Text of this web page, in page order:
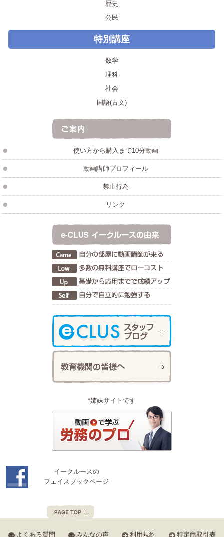
歴史
公民
特別講座
数学
理科
社会
国語(古文)
使い方から購入まで10分動画
動画講師プロフィール
禁止行為
リンク
*姉妹サイトです
イークルースの
フェイスブックページ
よくある質問 みんなの声 利用規約 特定商取引表